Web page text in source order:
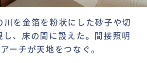
川を金箔を粉状にした砂子や切
し、床の間に設えた。間接照明
ーチが天地をつなぐ。